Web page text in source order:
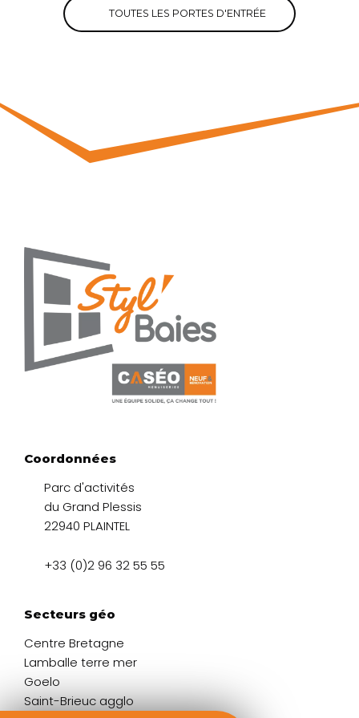
TOUTES LES PORTES D'ENTRÉE
Coordonnées
Parc d'activités
du Grand Plessis
22940 PLAINTEL
+33 (0)2 96 32 55 55
Secteurs géo
Centre Bretagne
Lamballe terre mer
Goelo
Saint-Brieuc agglo